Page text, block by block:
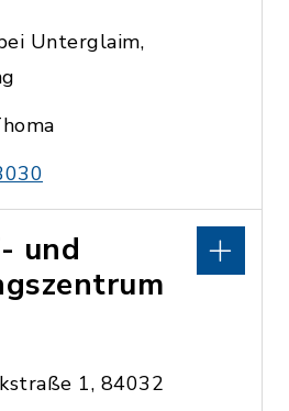
Unterglaim,
und
1, 84032